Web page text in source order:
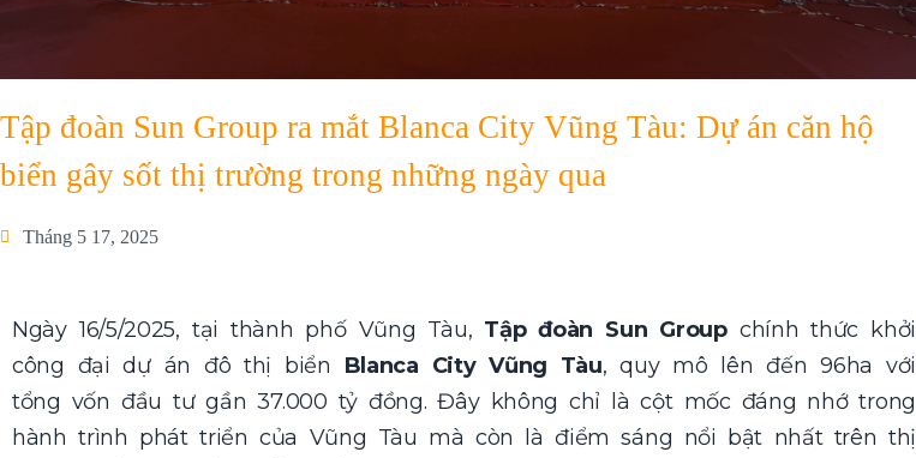
Tập đoàn Sun Group ra mắt Blanca City Vũng Tàu: Dự án căn hộ
biển gây sốt thị trường trong những ngày qua
Tháng 5 17, 2025
Ngày 16/5/2025, tại thành phố Vũng Tàu, Tập đoàn Sun Groupchính thức khởi
công đại dự án đô thị biển Blanca City Vũng Tàu, quy mô lên đến 96ha với
tổng vốn đầu tư gần 37.000 tỷ đồng. Đây không chỉ là cột mốc đáng nhớ trong
hành trình phát triển của Vũng Tàu mà còn là điểm sáng nổi bật nhất trên thị